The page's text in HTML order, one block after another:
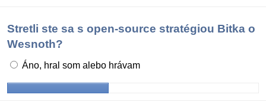
Stretli ste sa s open-source stratégiou Bitka o
Wesnoth?
Áno, hral som alebo hrávam